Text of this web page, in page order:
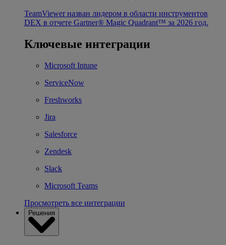
TeamViewer назван лидером в области инструментов
DEX в отчете Gartner® Magic Quadrant™ за 2026 год.
Ключевые интеграции
Microsoft Intune
ServiceNow
Freshworks
Jira
Salesforce
Zendesk
Slack
Microsoft Teams
Просмотреть все интеграции
Решения